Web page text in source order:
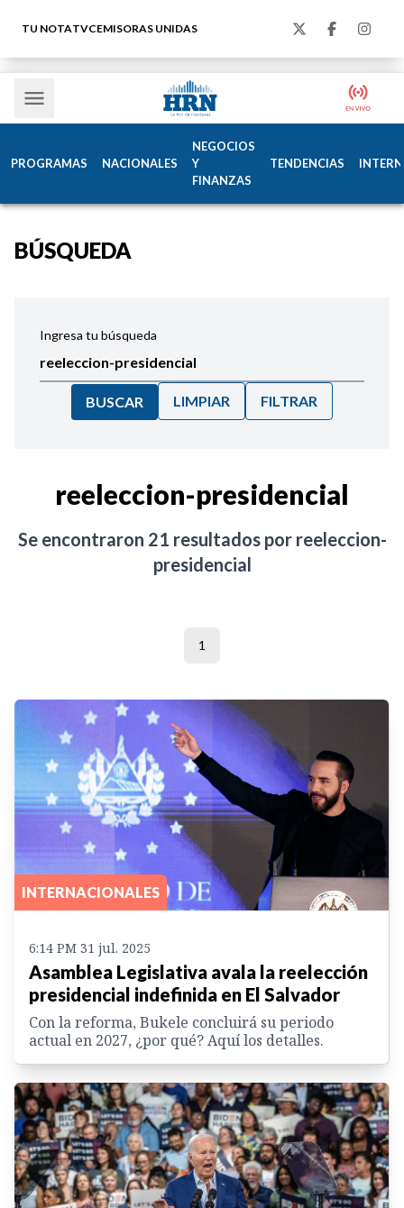
TU NOTATVCEMISORAS UNIDAS
PROGRAMAS NACIONALES
NEGOCIOS
Y
FINANZAS
TENDENCIAS
BÚSQUEDA
Ingresa tu búsqueda
BUSCAR LIMPIAR FILTRAR
reeleccion-presidencial
Se encontraron 21 resultados por reeleccion-
presidencial
1
INTERNACIONALES
6:14 PM 31 jul. 2025
Asamblea Legislativa avala la reelección
presidencial indefinida en El Salvador
Con la reforma, Bukele concluirá su periodo
actual en 2027, ¿por qué? Aquí los detalles.